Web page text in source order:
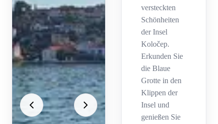
versteckten
Schönheiten
der Insel
Koločep.
Erkunden Sie
die Blaue
Grotte in den
Klippen der
Insel und
genießen Sie